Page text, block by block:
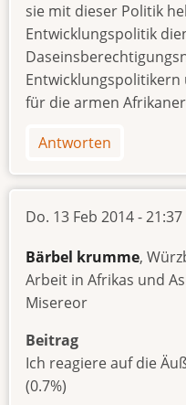
sie mit dieser Politik
Entwicklungspolitik
für die armen
Antworten
Do. 13 Feb 2014 - 21:37
Bärbel krumme,
Arbeit in Afrikas und
Misereor
Beitrag
Ich reagiere auf die
(0.7%)